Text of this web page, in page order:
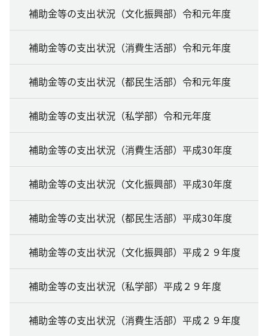
補助金等の支出状況（文化振興部）令和元年度
補助金等の支出状況（消費生活部）令和元年度
補助金等の支出状況（都民生活部）令和元年度
補助金等の支出状況（私学部）令和元年度
補助金等の支出状況（消費生活部）平成30年度
補助金等の支出状況（文化振興部）平成30年度
補助金等の支出状況（都民生活部）平成30年度
補助金等の支出状況（文化振興部）平成２９年度
補助金等の支出状況（私学部）平成２９年度
補助金等の支出状況（消費生活部）平成２９年度